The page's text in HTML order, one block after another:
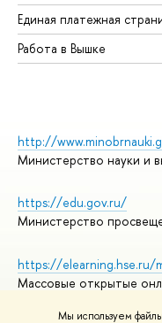
Мы используем
Единая платежная
Работа в Вышке
http://
Министерство науки и
https://edu.gov.ru/
Министерство
https://elearning.hse.ru/
Массовые открытые